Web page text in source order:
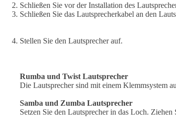
Schließen Sie vor der Installation des
Schließen Sie das Lautsprecherkabel an den
Stellen Sie den Lautsprecher auf.
Rumba und Twist Lautsprecher
Die Lautsprecher sind mit einem Klemmsystem
Samba und Zumba Lautsprecher
Setzen Sie den Lautsprecher in das Loch.